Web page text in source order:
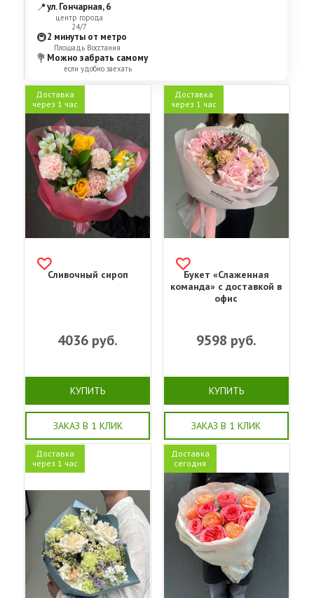
📍ул. Гончарная, 6
центр города
24/7
🚇2 минуты от метро
Площадь Восстания
💐 Можно забрать самому
если удобно заехать
Доставка
через 1 час
Сливочный сироп
4036 руб.
КУПИТЬ
ЗАКАЗ В 1 КЛИК
Доставка
через 1 час
Букет «Слаженная
команда» с доставкой в
офис
9598 руб.
КУПИТЬ
ЗАКАЗ В 1 КЛИК
Доставка
через 1 час
Доставка
сегодня